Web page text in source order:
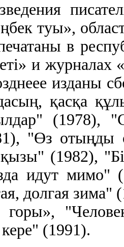
туы»,
в
и
изданы
қасқа
(1978),
"Өз
(1982),
идут мимо"
долгая зима"
горы»,
(1991).